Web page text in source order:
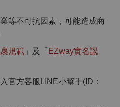
等不可抗因素，可能造成商
規範 」及「 EZway實名認
官方客服LINE小幫手(ID：